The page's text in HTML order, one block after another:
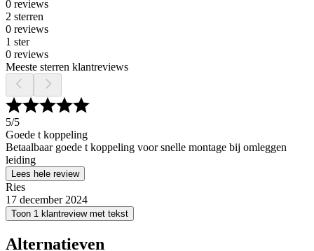
0 reviews
2 sterren
0 reviews
1 ster
0 reviews
Meeste sterren klantreviews
5/5
Goede t koppeling
Betaalbaar goede t koppeling voor snelle montage bij omleggen
leiding
Lees hele review
Ries
17 december 2024
Toon 1 klantreview met tekst
Alternatieven